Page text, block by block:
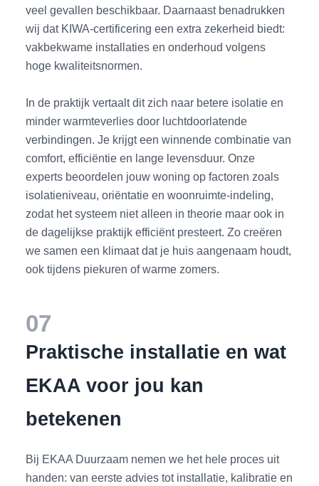
veel gevallen beschikbaar. Daarnaast benadrukken
wij dat KIWA-certificering een extra zekerheid biedt:
vakbekwame installaties en onderhoud volgens
hoge kwaliteitsnormen.
In de praktijk vertaalt dit zich naar betere isolatie en
minder warmteverlies door luchtdoorlatende
verbindingen. Je krijgt een winnende combinatie van
comfort, efficiëntie en lange levensduur. Onze
experts beoordelen jouw woning op factoren zoals
isolatieniveau, oriëntatie en woonruimte-indeling,
zodat het systeem niet alleen in theorie maar ook in
de dagelijkse praktijk efficiënt presteert. Zo creëren
we samen een klimaat dat je huis aangenaam houdt,
ook tijdens piekuren of warme zomers.
07
Praktische installatie en wat
EKAA voor jou kan
betekenen
Bij EKAA Duurzaam nemen we het hele proces uit
handen: van eerste advies tot installatie, kalibratie en